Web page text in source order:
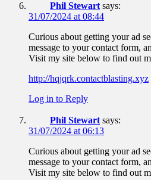
Phil Stewart says:
31/07/2024 at 08:44
Curious about getting your ad
message to your contact form,
Visit my site below to find out
http://hqjqrk.contactblasting.xyz
Log in to Reply
Phil Stewart says:
31/07/2024 at 06:13
Curious about getting your ad
message to your contact form,
Visit my site below to find out